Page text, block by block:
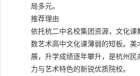
局多元。
推荐理由
依托杭二中名校集团资源，文化
数艺术高中文化课薄弱的短板。
展，升学成绩逐年攀升，是杭州
力与艺术特色的新锐优质院校。